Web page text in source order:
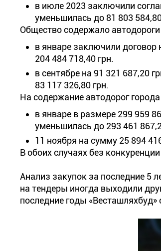
в июле 2023 заключили
уменьшилась до 81 803
Общество содержало автодороги
в январе заключили договор
204 484 718,40 грн.
в сентябре на 91 321 687,20
83 117 326,80 грн.
На содержание автодорог
в январе в размере 299 959
уменьшилась до 293 461
11 ноября на сумму 25 894
В обоих случаях без
Анализ закупок за последние 5
на тендеры иногда выходили
последние годы «Весташляхбуд»